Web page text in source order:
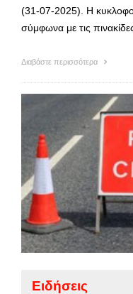
(31-07-2025). Η
σύμφωνα με τις
Διαβάστε περισσότερα
Ειδήσεις